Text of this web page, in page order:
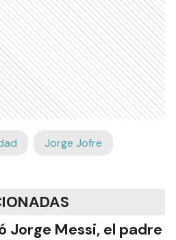
Jorge Jofre
Jorge Messi, el padre